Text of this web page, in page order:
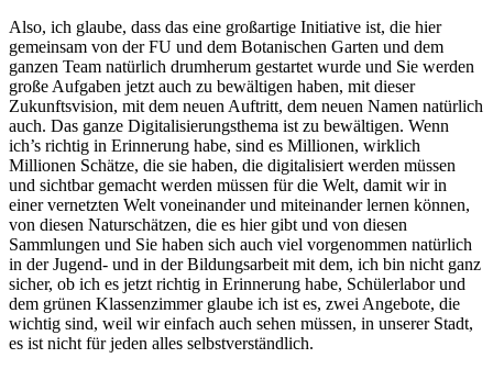
Also, ich glaube, dass das eine großartige Initiative ist, die hier
gemeinsam von der FU und dem Botanischen Garten und dem
ganzen Team natürlich drumherum gestartet wurde und Sie werden
große Aufgaben jetzt auch zu bewältigen haben, mit dieser
Zukunftsvision, mit dem neuen Auftritt, dem neuen Namen natürlich
auch. Das ganze Digitalisierungsthema ist zu bewältigen. Wenn
ich’s richtig in Erinnerung habe, sind es Millionen, wirklich
Millionen Schätze, die sie haben, die digitalisiert werden müssen
und sichtbar gemacht werden müssen für die Welt, damit wir in
einer vernetzten Welt voneinander und miteinander lernen können,
von diesen Naturschätzen, die es hier gibt und von diesen
Sammlungen und Sie haben sich auch viel vorgenommen natürlich
in der Jugend- und in der Bildungsarbeit mit dem, ich bin nicht ganz
sicher, ob ich es jetzt richtig in Erinnerung habe, Schülerlabor und
dem grünen Klassenzimmer glaube ich ist es, zwei Angebote, die
wichtig sind, weil wir einfach auch sehen müssen, in unserer Stadt,
es ist nicht für jeden alles selbstverständlich.